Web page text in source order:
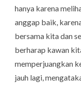
hanya karena
anggap baik,
bersama kita dan
berharap kawan
memperjuangkan
jauh lagi,